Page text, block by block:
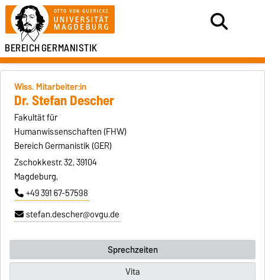
BEREICHGERMANISTIK
Wiss. Mitarbeiter:in
Dr. Stefan Descher
Fakultät für
Humanwissenschaften (FHW)
Bereich Germanistik (GER)
Zschokkestr. 32, 39104
Magdeburg,
+49 391 67-57598
stefan.descher@ovgu.de
Sprechzeiten
Vita